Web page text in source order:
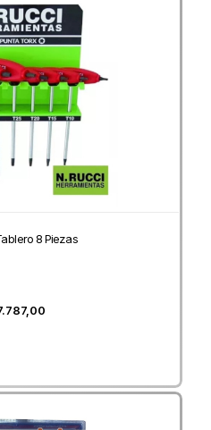
8 Piezas